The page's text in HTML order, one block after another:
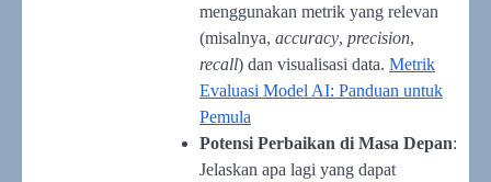
menggunakan metrik yang relevan
(misalnya, accuracy, precision,
recall) dan visualisasi data. Metrik
Evaluasi Model AI: Panduan untuk
Pemula
Potensi Perbaikan di Masa Depan:
Jelaskan apa lagi yang dapat